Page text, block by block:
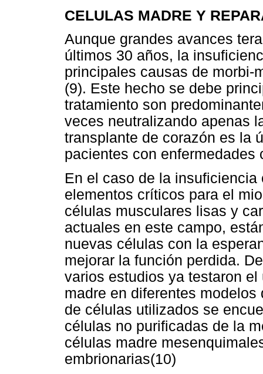
CELULAS MADRE Y
Aunque grandes avances
últimos 30 años, la
principales causas de morbi-
(9). Este hecho se debe
tratamiento son
veces neutralizando apenas
transplante de corazón es la
pacientes con enfermedades
En el caso de la
elementos críticos para el
células musculares lisas y
actuales en este campo,
nuevas células con la
mejorar la función perdida.
varios estudios ya testaron
madre en diferentes
de células utilizados se
células no purificadas de la
células madre
embrionarias(10)